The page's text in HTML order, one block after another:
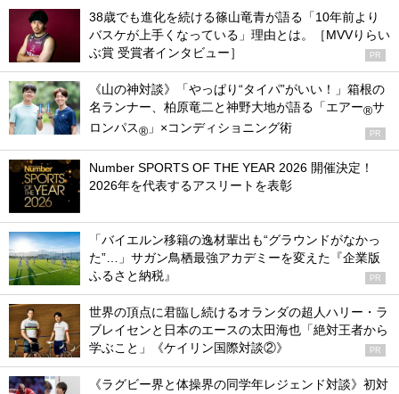
38歳でも進化を続ける篠山竜青が語る「10年前より
バスケが上手くなっている」理由とは。［MVVりらい
ぶ賞 受賞者インタビュー］
PR
《山の神対談》「やっぱり“タイパ”がいい！」箱根の
名ランナー、柏原竜二と神野大地が語る「エアー®サ
ロンパス® 」×コンディショニング術 PR
Number SPORTS OF THE YEAR 2026 開催決定！
2026年を代表するアスリートを表彰
「バイエルン移籍の逸材輩出も“グラウンドがなかっ
た”…」サガン鳥栖最強アカデミーを変えた『企業版
ふるさと納税』
PR
世界の頂点に君臨し続けるオランダの超人ハリー・ラ
ブレイセンと日本のエースの太田海也「絶対王者から
学ぶこと」《ケイリン国際対談②》
PR
《ラグビー界と体操界の同学年レジェンド対談》初対